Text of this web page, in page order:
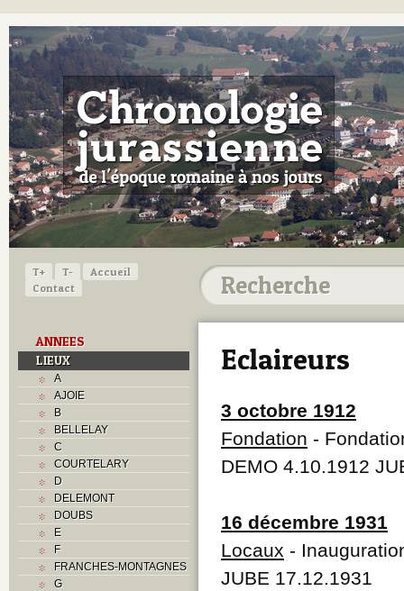
T+ T-
Accueil
Contact
ANNEES
LIEUX
A
AJOIE
B
BELLELAY
C
COURTELARY
D
DELEMONT
DOUBS
E
F
FRANCHES-MONTAGNES
G
Eclaireurs
3 octobre 1912
Fondation -
DEMO 4.10.1912
16 décembre 1931
Locaux -
JUBE 17.12.1931